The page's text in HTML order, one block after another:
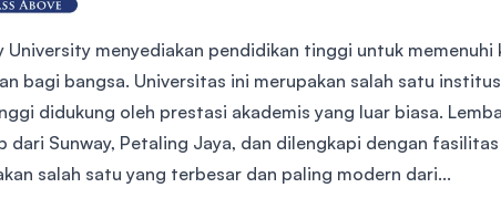
MBA by Central Bank of Malaysia in
the Massachusetts Institute of Technology
SEGi University Kota Damansara
University menyediakan pendidikan tinggi untuk
bagi bangsa. Universitas ini merupakan salah satu
didukung oleh prestasi akademis yang luar biasa.
dari Sunway, Petaling Jaya, dan dilengkapi dengan
salah satu yang terbesar dan paling modern dari...